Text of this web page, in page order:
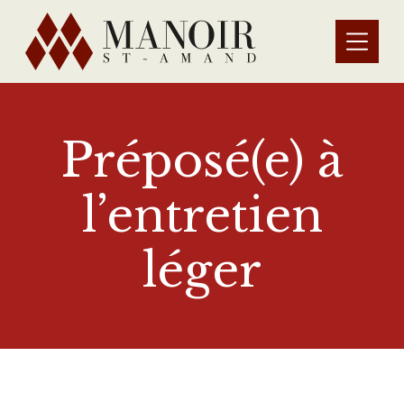
Préposé(e) à
l’entretien
léger